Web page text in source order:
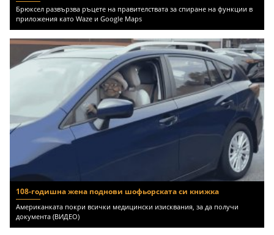
Брюксел развързва ръцете на правителствата за спиране на функции в
приложения като Waze и Google Maps
108-годишна жена поднови шофьорската си книжка
Американката покри всички медицински изисквания, за да получи
документа (ВИДЕО)